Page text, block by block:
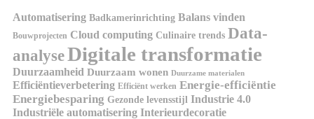
Automatisering Badkamerinrichting Balans vinden
Bouwprojecten Cloud computing Culinaire trends Data-
analyseDigitale transformatie
Duurzaamheid Duurzaam wonen Duurzame materialen
Efficiëntieverbetering Efficiënt werken Energie-efficiëntie
Energiebesparing Gezonde levensstijl Industrie 4.0
Industriële automatisering Interieurdecoratie